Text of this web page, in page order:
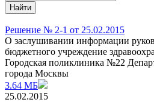
Найти
Решение № 2-1 от 25.02.2015
О заслушивании информации
бюджетного учреждение
Городская поликлиника №22
города Москвы
3.64 МБ
25.02.2015